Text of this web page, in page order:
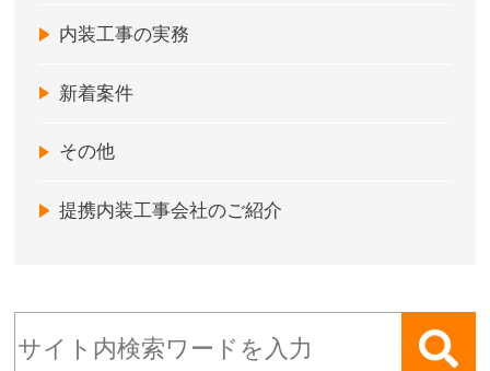
内装工事の実務
新着案件
その他
提携内装工事会社のご紹介